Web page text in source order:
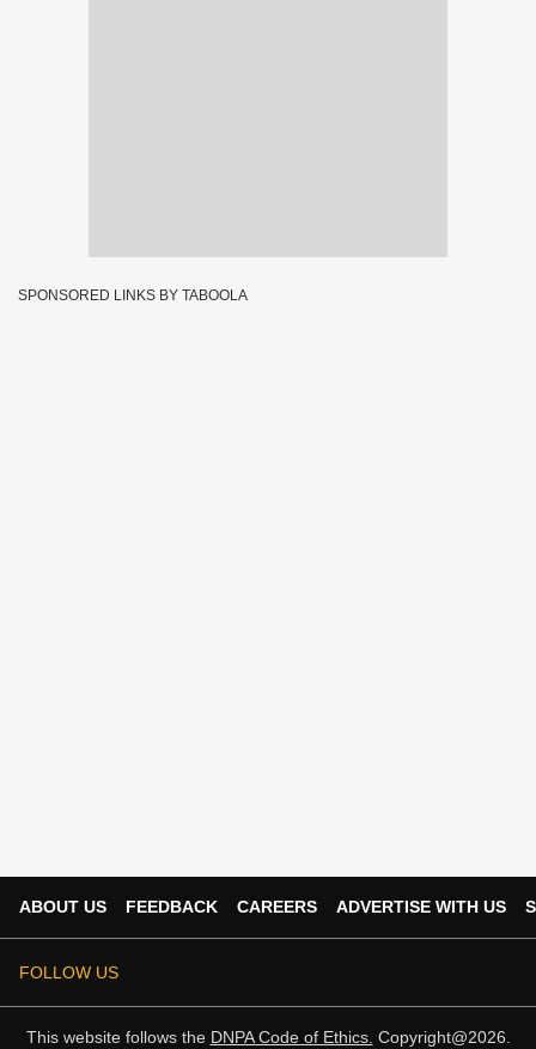
SPONSORED LINKS BY TABOOLA
ABOUT US FEEDBACK CAREERS ADVERTISE WITH US
FOLLOW US
This website follows the DNPA Code of Ethics. Copyright@2026.